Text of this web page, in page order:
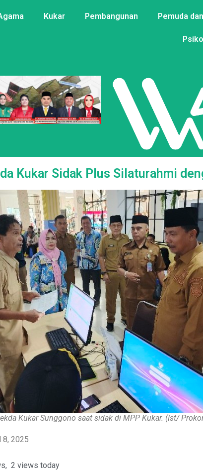
Kukar Pembangunan Pemuda
Kukar Sidak Plus Silaturahmi
Kukar Sunggono saat sidak di MPP Kukar. (Ist/
8, 2025
2 views today